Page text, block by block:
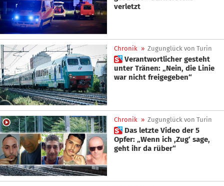
verletzt
Chronik » Zugunglück von Turin
 Verantwortlicher gesteht
unter Tränen: „Nein, die Linie
war nicht freigegeben“
Chronik » Zugunglück von Turin
 Das letzte Video der 5
Opfer: „Wenn ich ,Zug‘ sage,
geht ihr da rüber“